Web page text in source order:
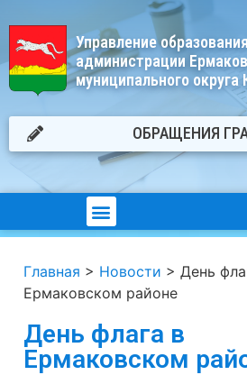
Управление образования
администрации
муниципального округа
ОБРАЩЕНИЯ
Главная > Новости > День
Ермаковском районе
День флага в
Ермаковском